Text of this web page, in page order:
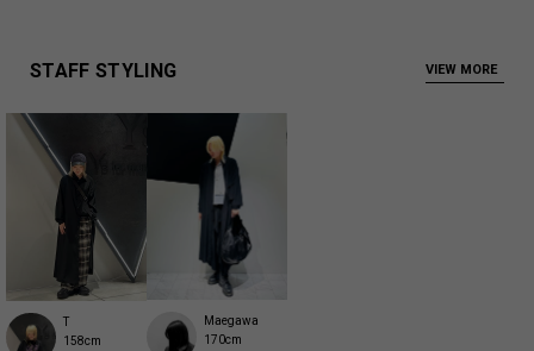
商品についてよくあるお問い合わせはこちら
STAFF STYLING VIEW MORE
T
158cm
Maegawa
170cm